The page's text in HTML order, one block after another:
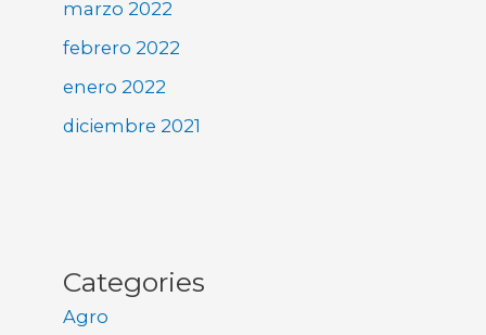
marzo 2022
febrero 2022
enero 2022
diciembre 2021
Categories
Agro